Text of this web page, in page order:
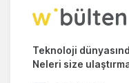
Teknoloji
Neleri size